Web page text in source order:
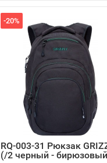
-20%
RQ-003-31 Рюкзак
(/2 черный -